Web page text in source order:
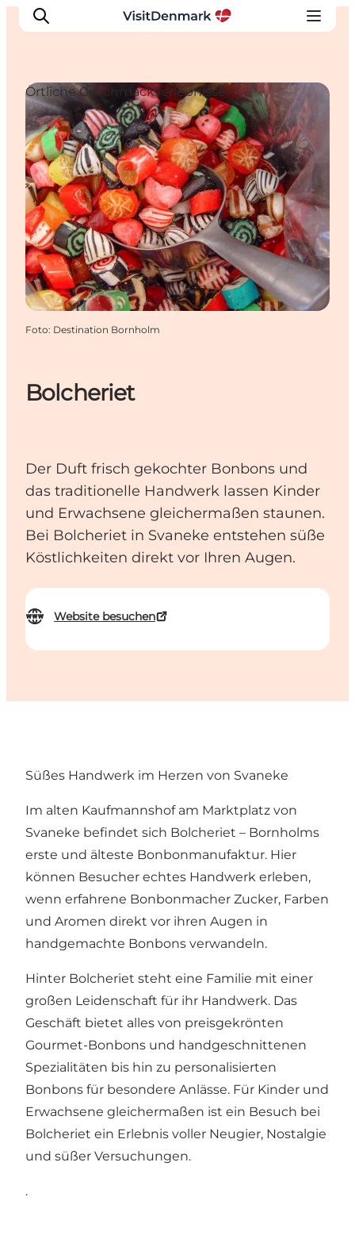
Inspiration
Regionen
Erlebnisse
Unterkünfte
Reiseplanung
Bolcheriet
Der Duft frisch gekochter Bonbons und
das traditionelle Handwerk lassen Kinder
und Erwachsene gleichermaßen staunen.
Bei Bolcheriet in Svaneke entstehen süße
Köstlichkeiten direkt vor Ihren Augen.
Website besuchen
Örtliche Geschmackserlebnisse
Foto: Destination Bornholm
Süßes Handwerk im Herzen von Svaneke
Im alten Kaufmannshof am Marktplatz von
Svaneke befindet sich Bolcheriet – Bornholms
erste und älteste Bonbonmanufaktur. Hier
können Besucher echtes Handwerk erleben,
wenn erfahrene Bonbonmacher Zucker, Farben
und Aromen direkt vor ihren Augen in
handgemachte Bonbons verwandeln.
Hinter Bolcheriet steht eine Familie mit einer
großen Leidenschaft für ihr Handwerk. Das
Geschäft bietet alles von preisgekrönten
Gourmet-Bonbons und handgeschnittenen
Spezialitäten bis hin zu personalisierten
Bonbons für besondere Anlässe. Für Kinder und
Erwachsene gleichermaßen ist ein Besuch bei
Bolcheriet ein Erlebnis voller Neugier, Nostalgie
und süßer Versuchungen.
.